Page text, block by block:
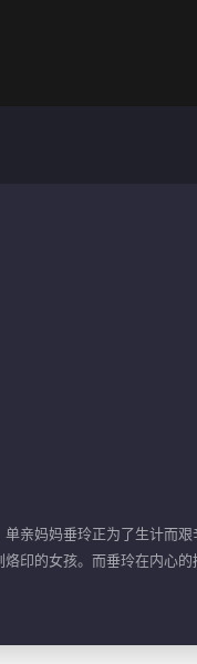
亲妈妈垂玲正为了生计
的女孩。而垂玲在内心的